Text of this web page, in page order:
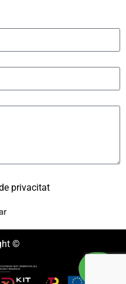
privacitat
©